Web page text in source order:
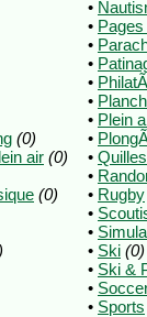
(0)
air (0)
(0)
•
•
•
•
•
•
• Plein
•
• Quilles
•
• Rugby
•
•
• Ski (0)
• Ski &
•
• Sports